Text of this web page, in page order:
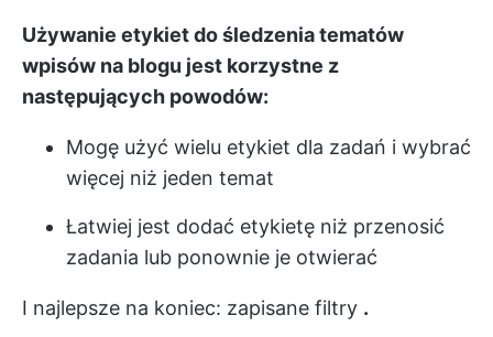
Używanie etykiet do śledzenia tematów
wpisów na blogu jest korzystne z
następujących powodów:
Mogę użyć wielu etykiet dla zadań i wybrać
więcej niż jeden temat
Łatwiej jest dodać etykietę niż przenosić
zadania lub ponownie je otwierać
I najlepsze na koniec: zapisane filtry .